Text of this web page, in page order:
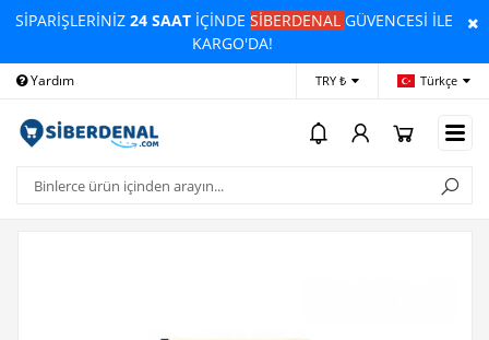
SİPARİŞLERİNİZ24 SAAT İÇİNDESİBERDENALGÜVENCESİ İLE
KARGO'DA!
Yardım Ödeme Bildirimi
TRY ₺ Türkçe